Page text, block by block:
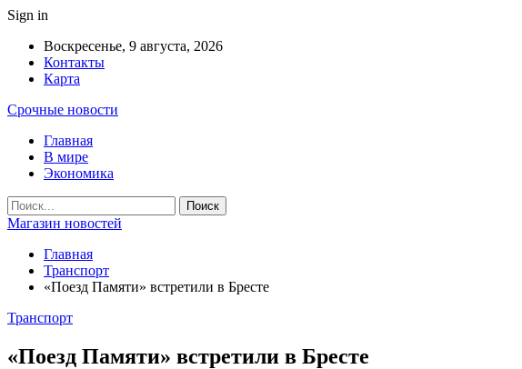
Sign in
Воскресенье, 9 августа, 2026
Контакты
Карта
Срочные новости
Главная
В мире
Экономика
Магазин новостей
Главная
Транспорт
«Поезд Памяти» встретили в Бресте
Транспорт
«Поезд Памяти» встретили в Бресте